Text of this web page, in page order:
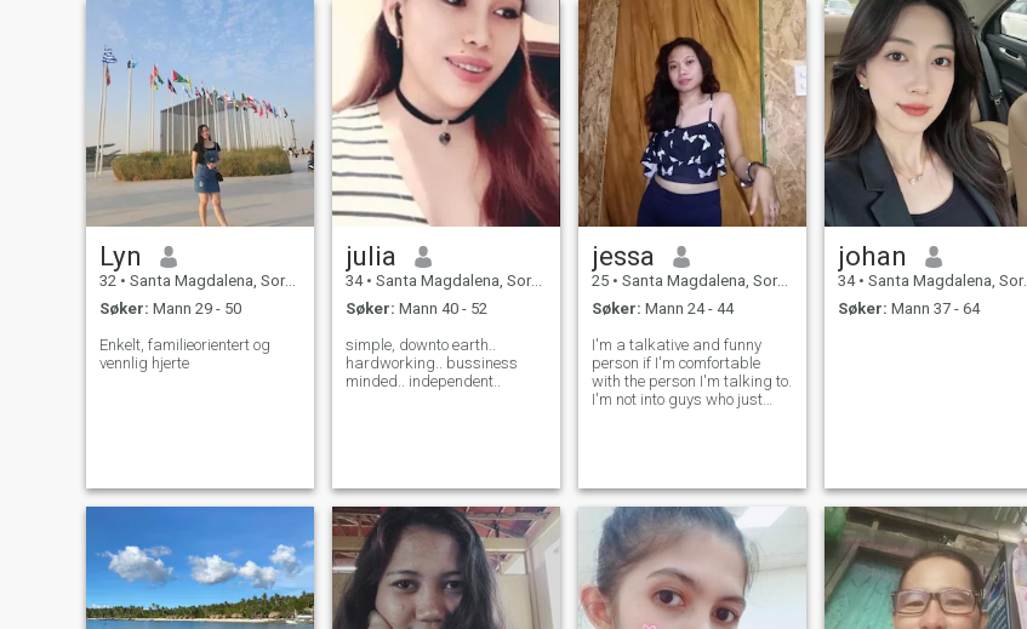
Lyn
32 • Santa Magdalena, Sorsogon, Filippinene
Søker: Mann 29 - 50
Enkelt, familieorientert og
vennlig hjerte
julia
34 • Santa Magdalena, Sorsogon, Filippinene
Søker: Mann 40 - 52
simple, downto earth..
hardworking.. bussiness
minded.. independent..
jessa
25 • Santa Magdalena, Sorsogon, Filippinene
Søker: Mann 24 - 44
I'm a talkative and funny
person if I'm comfortable
with the person I'm talking to.
I'm not into guys who just
johan
34 • Santa Magdalena, Sorsogon, Filippinene
Søker: Mann 37 - 64